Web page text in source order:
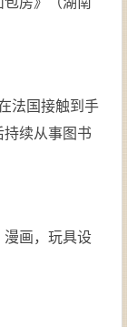
法国接触到手
续从事图书
漫画，玩具设